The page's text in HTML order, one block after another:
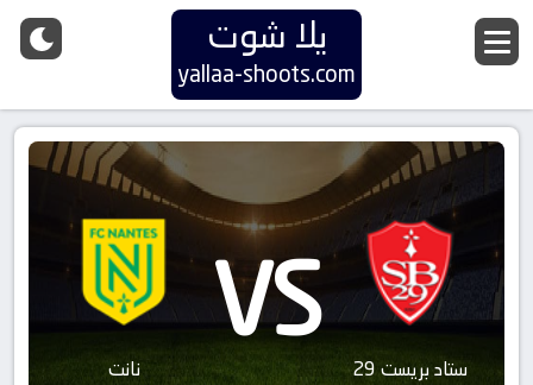
يلا شوت
yallaa-shoots.com
ستاد بريست 29 VS نانت